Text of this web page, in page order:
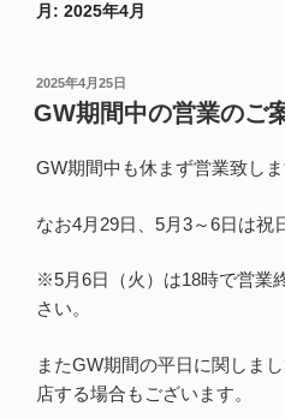
月: 2025年4月
投
稿
日:
2025年4月25日
GW期間中の営業のご
GW期間中も休まず営業致しま
なお4月29日、5月3～6日は祝
※5月6日（火）は18時で営業
さい。
またGW期間の平日に関しま
店する場合もございます。